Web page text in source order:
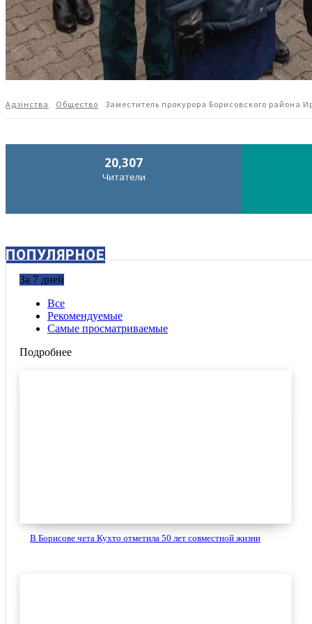
Адзiнства Общество Заместитель прокурора Борисовского района
20,307
Читатели
ПОПУЛЯРНОЕ
За 7 дней
Все
Рекомендуемые
Самые просматриваемые
Подробнее
В Борисове чета Кухто отметила 50 лет совместной жизни